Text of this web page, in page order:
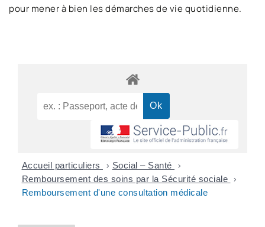
pour mener à bien les démarches de vie quotidienne.
Accueil particuliers > Social – Santé >
Remboursement des soins par la Sécurité sociale >
Remboursement d'une consultation médicale